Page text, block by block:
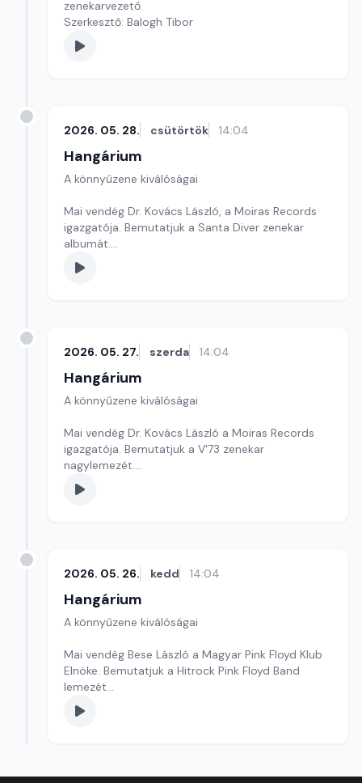
zenekarvezető.
Szerkesztő: Balogh Tibor
2026. 05. 28. csütörtök 14:04
Hangárium
A könnyűzene kiválóságai
Mai vendég Dr. Kovács László, a Moiras Records
igazgatója. Bemutatjuk a Santa Diver zenekar
albumát.
Szerkesztő: Balogh Tibor
2026. 05. 27. szerda 14:04
Hangárium
A könnyűzene kiválóságai
Mai vendég Dr. Kovács László a Moiras Records
igazgatója. Bemutatjuk a V'73 zenekar
nagylemezét.
Szerkesztő: Balogh Tibor
2026. 05. 26. kedd 14:04
Hangárium
A könnyűzene kiválóságai
Mai vendég Bese László a Magyar Pink Floyd Klub
Elnöke. Bemutatjuk a Hitrock Pink Floyd Band
lemezét
Szerkesztő: Balogh Tibor